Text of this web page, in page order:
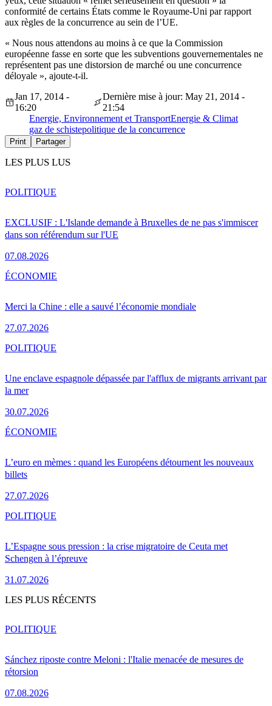
conformité de certains États comme le Royaume-Uni par rapport
aux règles de la concurrence au sein de l’UE.
« Nous nous attendons au moins à ce que la Commission
européenne fasse en sorte que les subventions gouvernementales ne
représentent pas une distorsion de marché ou une concurrence
déloyale », ajoute-t-il.
Jan 17, 2014 -
16:20
Dernière mise à jour: May 21, 2014 -
21:54
Energie, Environnement et TransportEnergie & Climat
gaz de schistepolitique de la concurrence
Print Partager
LES PLUS LUS
EXCLUSIF : L'Islande demande à Bruxelles de ne pas s'immiscer
dans son référendum sur l'UE
07.08.2026
POLITIQUE
Merci la Chine : elle a sauvé l’économie mondiale
27.07.2026
ÉCONOMIE
Une enclave espagnole dépassée par l'afflux de migrants arrivant par
la mer
30.07.2026
POLITIQUE
L’euro en mèmes : quand les Européens détournent les nouveaux
billets
27.07.2026
ÉCONOMIE
L’Espagne sous pression : la crise migratoire de Ceuta met
Schengen à l’épreuve
31.07.2026
POLITIQUE
LES PLUS RÉCENTS
Sánchez riposte contre Meloni : l'Italie menacée de mesures de
rétorsion
07.08.2026
POLITIQUE